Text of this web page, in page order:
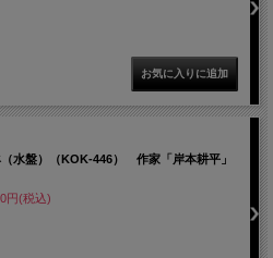
水盤）（KOK-446） 作家「岸本耕平」
円(税込)